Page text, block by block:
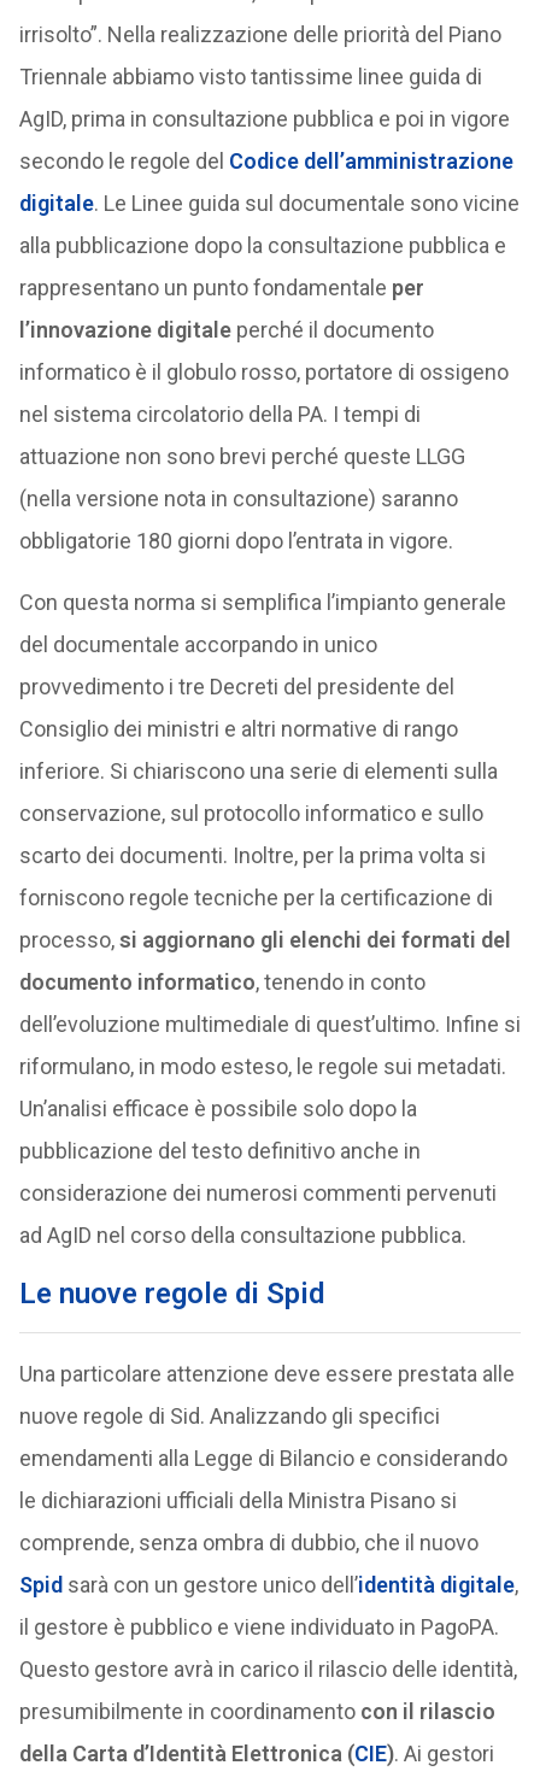
irrisolto”. Nella realizzazione delle priorità del Piano
Triennale abbiamo visto tantissime linee guida di
AgID, prima in consultazione pubblica e poi in vigore
secondo le regole del Codice dell’amministrazione
digitale. Le Linee guida sul documentale sono vicine
alla pubblicazione dopo la consultazione pubblica e
rappresentano un punto fondamentale per
l’innovazione digitaleperché il documento
informatico è il globulo rosso, portatore di ossigeno
nel sistema circolatorio della PA. I tempi di
attuazione non sono brevi perché queste LLGG
(nella versione nota in consultazione) saranno
obbligatorie 180 giorni dopo l’entrata in vigore.
Con questa norma si semplifica l’impianto generale
del documentale accorpando in unico
provvedimento i tre Decreti del presidente del
Consiglio dei ministri e altri normative di rango
inferiore. Si chiariscono una serie di elementi sulla
conservazione, sul protocollo informatico e sullo
scarto dei documenti. Inoltre, per la prima volta si
forniscono regole tecniche per la certificazione di
processo,si aggiornano gli elenchi dei formati del
documento informatico, tenendo in conto
dell’evoluzione multimediale di quest’ultimo. Infine si
riformulano, in modo esteso, le regole sui metadati.
Un’analisi efficace è possibile solo dopo la
pubblicazione del testo definitivo anche in
considerazione dei numerosi commenti pervenuti
ad AgID nel corso della consultazione pubblica.
Le nuove regole di Spid
Una particolare attenzione deve essere prestata alle
nuove regole di Sid. Analizzando gli specifici
emendamenti alla Legge di Bilancio e considerando
le dichiarazioni ufficiali della Ministra Pisano si
comprende, senza ombra di dubbio, che il nuovo
Spid sarà con un gestore unico dell’identità digitale,
il gestore è pubblico e viene individuato in PagoPA.
Questo gestore avrà in carico il rilascio delle identità,
presumibilmente in coordinamento con il rilascio
della Carta d’Identità Elettronica (CIE). Ai gestori